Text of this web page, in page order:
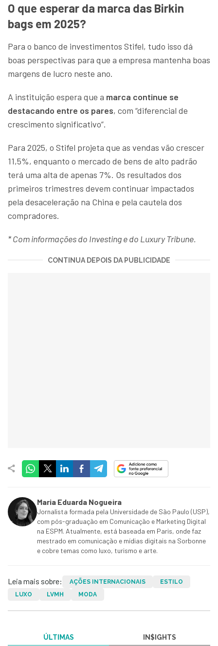
O que esperar da marca das Birkin
bags em 2025?
Para o banco de investimentos Stifel, tudo isso dá
boas perspectivas para que a empresa mantenha boas
margens de lucro neste ano.
A instituição espera que a marca continue se
destacando entre os pares, com “diferencial de
crescimento significativo”.
Para 2025, o Stifel projeta que as vendas vão crescer
11,5%, enquanto o mercado de bens de alto padrão
terá uma alta de apenas 7%. Os resultados dos
primeiros trimestres devem continuar impactados
pela desaceleração na China e pela cautela dos
compradores.
* Com informações do Investing e do Luxury Tribune.
CONTINUA DEPOIS DA PUBLICIDADE
Maria Eduarda Nogueira
Jornalista formada pela Universidade de São Paulo (USP),
com pós-graduação em Comunicação e Marketing Digital
na ESPM. Atualmente, está baseada em Paris, onde faz
mestrado em comunicação e mídias digitais na Sorbonne
e cobre temas como luxo, turismo e arte.
Leia mais sobre: AÇÕES INTERNACIONAIS
ESTILO
LUXO
LVMH MODA
ÚLTIMAS IN$IGHTS